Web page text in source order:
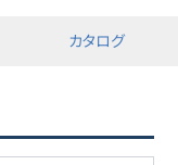
カタログ